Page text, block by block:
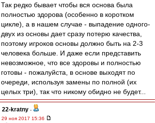
Так редко бывает чтобы вся основа была
полностью здорова (особенно в коротком
цикле), а в нашем случае - выпадение одного-
двух из основы дает сразу потерю качества,
поэтому игроков основы должно быть на 2-3
человека больше. И даже если представить
невозможное, что все здоровы и полностью
готовы - пожалуйста, в основе выходят по
очереди, используя замены по полной (их
целых три), так что никому обидно не будет...
22-kratny -
29 ноя 2017 15:36